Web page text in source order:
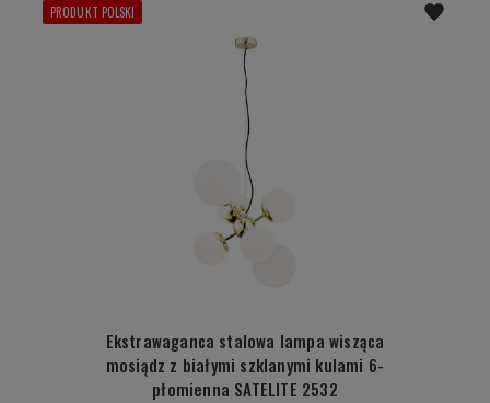
Ekstrawaganca stalowa lampa wisząca
mosiądz z białymi szklanymi kulami 6-
płomienna SATELITE 2532
PRODUKT POLSKI